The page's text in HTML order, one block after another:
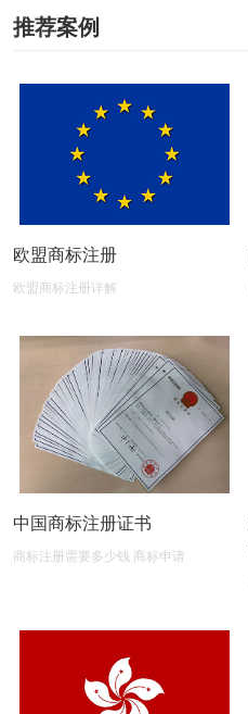
推荐案例
欧盟商标注册
欧盟商标注册详解
中国商标注册证书
商标注册需要多少钱 商标申请